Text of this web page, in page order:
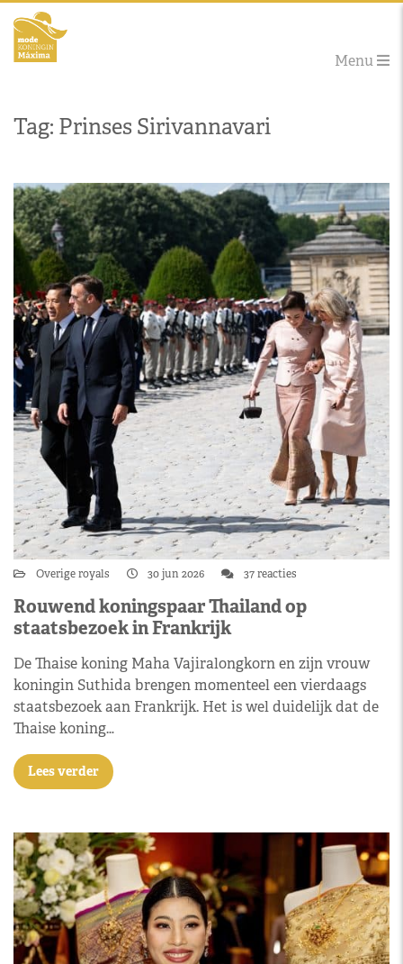
Menu
Tag: Prinses Sirivannavari
Overige royals 30 jun 2026 37 reacties
Rouwend koningspaar Thailand op
staatsbezoek in Frankrijk
De Thaise koning Maha Vajiralongkorn en zijn vrouw
koningin Suthida brengen momenteel een vierdaags
staatsbezoek aan Frankrijk. Het is wel duidelijk dat de
Thaise koning…
Lees verder